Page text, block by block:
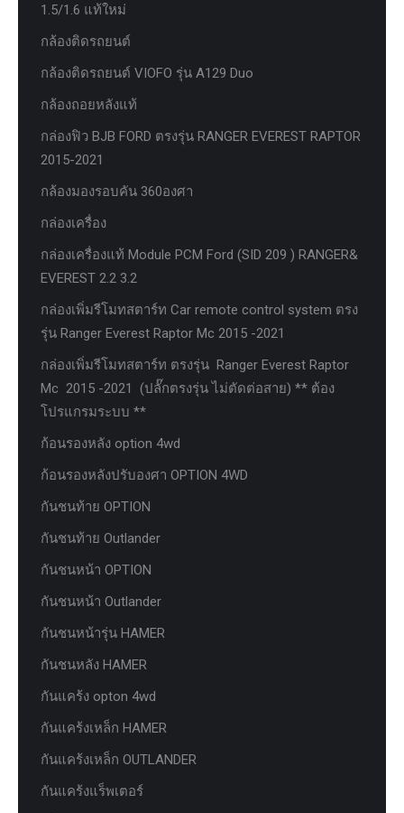
1.5/1.6 แท้ใหม่
กล้องติดรถยนต์
กล้องติดรถยนต์ VIOFO รุ่น A129 Duo
กล้องถอยหลังแท้
กล่องฟิว BJB FORD ตรงรุ่น RANGER EVEREST RAPTOR
2015-2021
กล้องมองรอบคัน 360องศา
กล่องเครื่อง
กล่องเครื่องแท้ Module PCM Ford (SID 209 ) RANGER&
EVEREST 2.2 3.2
กล่องเพิ่มรีโมทสตาร์ท Car remote control system ตรง
รุ่น Ranger Everest Raptor Mc 2015 -2021
กล่องเพิ่มรีโมทสตาร์ท ตรงรุ่น Ranger Everest Raptor
Mc 2015 -2021 (ปลั๊กตรงรุ่น ไม่ตัดต่อสาย) ** ต้อง
โปรแกรมระบบ **
ก้อนรองหลัง option 4wd
ก้อนรองหลังปรับองศา OPTION 4WD
กันชนท้าย OPTION
กันชนท้าย Outlander
กันชนหน้า OPTION
กันชนหน้า Outlander
กันชนหน้ารุ่น HAMER
กันชนหลัง HAMER
กันแคร้ง opton 4wd
กันแคร้งเหล็ก HAMER
กันแคร้งเหล็ก OUTLANDER
กันแคร้งแร็พเตอร์